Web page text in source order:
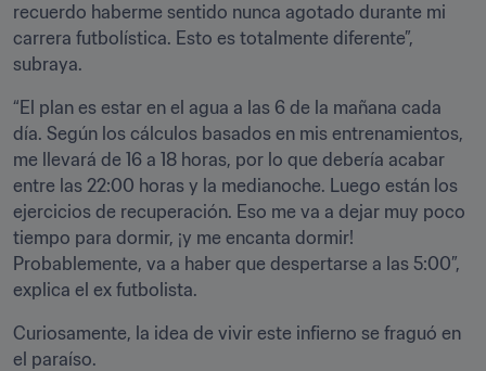
recuerdo haberme sentido nunca agotado durante mi
carrera futbolística. Esto es totalmente diferente”,
subraya.
“El plan es estar en el agua a las 6 de la mañana cada
día. Según los cálculos basados en mis entrenamientos,
me llevará de 16 a 18 horas, por lo que debería acabar
entre las 22:00 horas y la medianoche. Luego están los
ejercicios de recuperación. Eso me va a dejar muy poco
tiempo para dormir, ¡y me encanta dormir!
Probablemente, va a haber que despertarse a las 5:00”,
explica el ex futbolista.
Curiosamente, la idea de vivir este infierno se fraguó en
el paraíso.